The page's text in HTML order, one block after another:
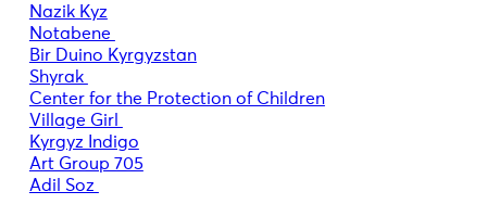
Nazik Kyz
Notabene
Bir Duino Kyrgyzstan
Shyrak
Center for the Protection of Children
Village Girl
Kyrgyz Indigo
Art Group 705
Adil Soz